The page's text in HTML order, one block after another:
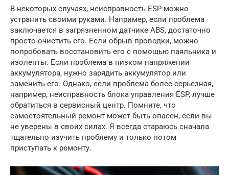
В некоторых случаях, неисправность ESP можно
устранить своими руками. Например, если проблема
заключается в загрязненном датчике ABS, достаточно
просто очистить его. Если обрыв проводки, можно
попробовать восстановить его с помощью паяльника и
изоленты. Если проблема в низком напряжении
аккумулятора, нужно зарядить аккумулятор или
заменить его. Однако, если проблема более серьезная,
например, неисправность блока управления ESP, лучше
обратиться в сервисный центр. Помните, что
самостоятельный ремонт может быть опасен, если вы
не уверены в своих силах. Я всегда стараюсь сначала
тщательно изучить проблему и только потом
приступать к ремонту.